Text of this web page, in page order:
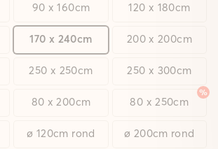
90 x 160cm 120 x 180cm
170 x 240cm 200 x 200cm
250 x 250cm 250 x 300cm
80 x 200cm 80 x 250cm
ø 120cm rond ø 200cm rond